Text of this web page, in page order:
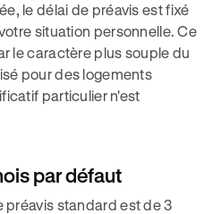
le délai de préavis est fixé
situation personnelle. Ce
le caractère plus souple du
pour des logements
particulier n'est
par défaut
préavis standard est de 3